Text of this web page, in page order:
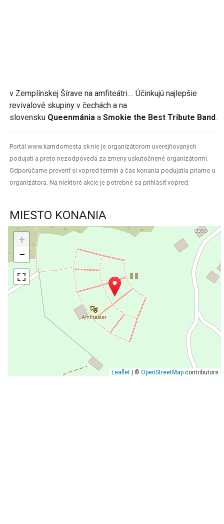
v Zemplínskej Šírave na amfiteátri.... Účinkujú najlepšie
revivalové skupiny v čechách a na
slovensku Queenmánia a Smokie the Best Tribute Band.
Portál www.kamdomesta.sk nie je organizátorom uverejňovaných
podujatí a preto nezodpovedá za zmeny uskutočnené organizátormi.
Odporúčame preveriť si vopred termín a čas konania podujatia priamo u
organizátora. Na niektoré akcie je potrebné sa prihlásiť vopred.
MIESTO KONANIA
+
−
Leaflet| © OpenStreetMapcontributors